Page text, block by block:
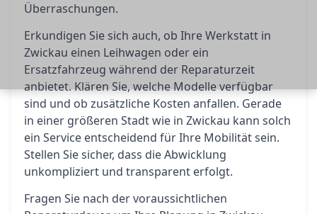
Überraschungen.
Erkundigen Sie sich auch, ob Ihre Werkstatt in
Zwickau einen Leihwagen oder ein
Ersatzfahrzeug während der Reparaturzeit
anbietet. Klären Sie, welche Modelle verfügbar
sind und ob zusätzliche Kosten anfallen. Gerade
in einer größeren Stadt wie in Zwickau kann solch
ein Service entscheidend für Ihre Mobilität sein.
Stellen Sie sicher, dass die Abwicklung
unkompliziert und transparent erfolgt.
Fragen Sie nach der voraussichtlichen